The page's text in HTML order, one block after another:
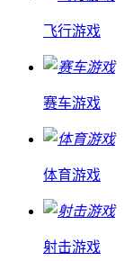
飞行游戏
赛车游戏
体育游戏
射击游戏